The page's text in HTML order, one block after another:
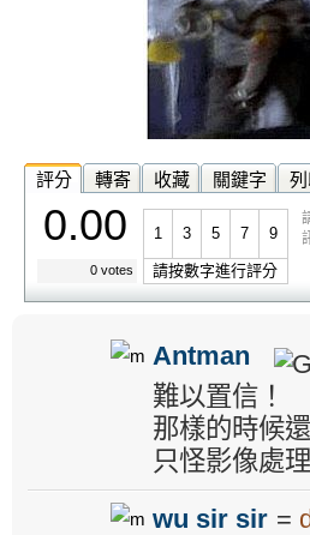
評分 轉寄 收藏 關鍵字
0.00
0 votes
1 3 5 7 9
請按數字進行評分
Antman
難以置信！
那樣的時候
只怪影像處
wu sir sir =